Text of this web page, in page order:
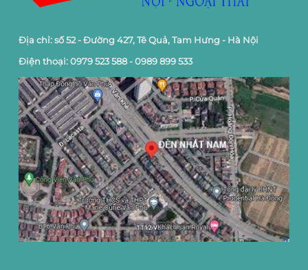
Địa chỉ: số 52 - Đường 427, Tê Quả, Tam Hưng - Hà Nội
Điện thoại: 0979 523 588 - 0989 899 533